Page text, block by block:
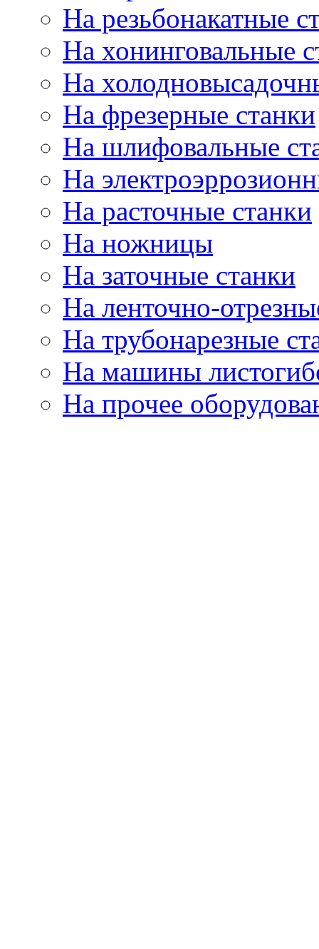
На резьбонакатные
На хонинговальные
На
На фрезерные станки
На шлифовальные
На
На расточные станки
На ножницы
На заточные станки
На ленточно-
На трубонарезные
На машины
На прочее